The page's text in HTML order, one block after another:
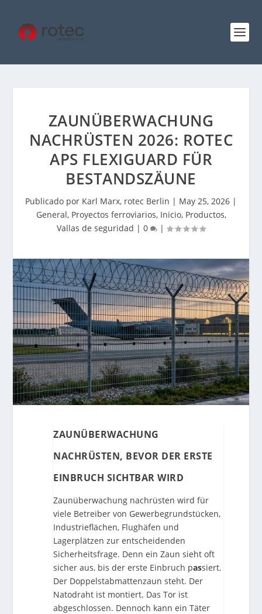
ZAUNÜBERWACHUNG
NACHRÜSTEN 2026: ROTEC
APS FLEXIGUARD FÜR
BESTANDSZÄUNE
Publicado por Karl Marx, rotec Berlin | May 25, 2026 |
General, Proyectos ferroviarios, Inicio, Productos,
Vallas de seguridad | 0 |
ZAUNÜBERWACHUNG
NACHRÜSTEN, BEVOR DER ERSTE
EINBRUCH SICHTBAR WIRD
Zaunüberwachung nachrüsten wird für
viele Betreiber von Gewerbegrundstücken,
Industrieflächen, Flughäfen und
Lagerplätzen zur entscheidenden
Sicherheitsfrage. Denn ein Zaun sieht oft
sicher aus, bis der erste Einbruch passiert.
Der Doppelstabmattenzaun steht. Der
Natodraht ist montiert. Das Tor ist
abgeschlossen. Dennoch kann ein Täter